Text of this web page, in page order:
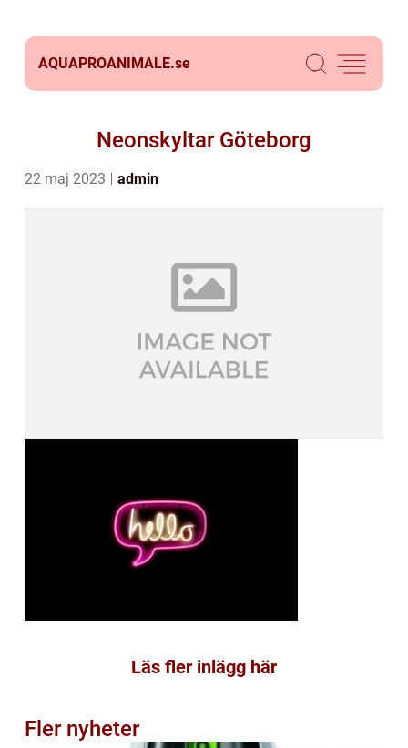
AQUAPROANIMALE.se
Neonskyltar Göteborg
22 maj 2023 admin
Läs fler inlägg här
Fler nyheter